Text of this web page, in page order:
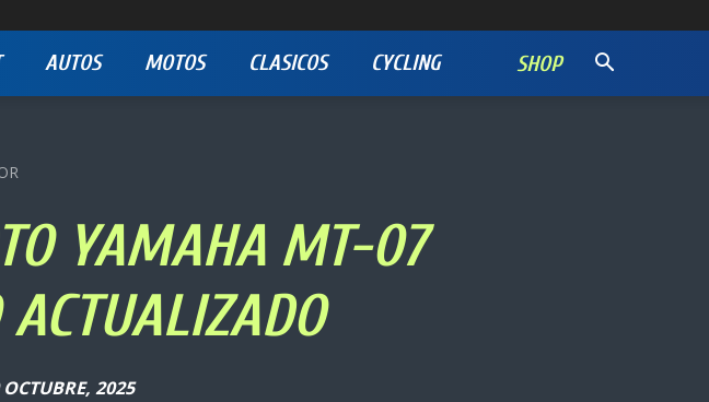
SHOP
AUTOS MOTOS CLASICOS CYCLING
YAMAHA MT-07
2025